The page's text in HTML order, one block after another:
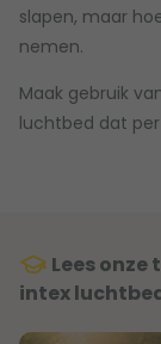
slapen, maar
nemen.
Maak gebruik
luchtbed dat
Lees onze
intex